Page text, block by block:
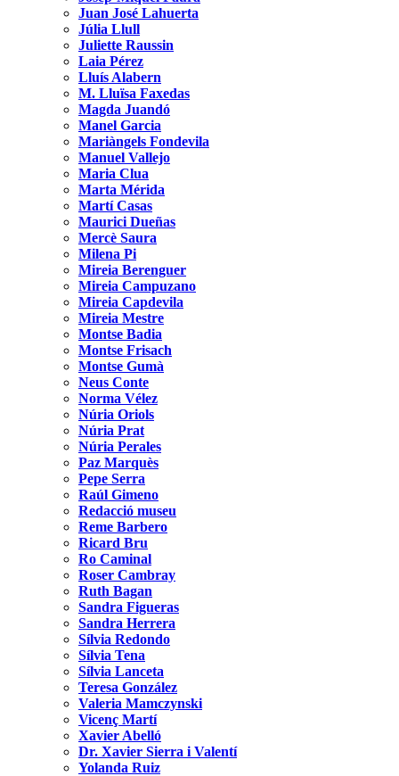
Juan José Lahuerta
Júlia Llull
Juliette Raussin
Laia Pérez
Lluís Alabern
M. Lluïsa Faxedas
Magda Juandó
Manel Garcia
Mariàngels Fondevila
Manuel Vallejo
Maria Clua
Marta Mérida
Martí Casas
Maurici Dueñas
Mercè Saura
Milena Pi
Mireia Berenguer
Mireia Campuzano
Mireia Capdevila
Mireia Mestre
Montse Badia
Montse Frisach
Montse Gumà
Neus Conte
Norma Vélez
Núria Oriols
Núria Prat
Núria Perales
Paz Marquès
Pepe Serra
Raúl Gimeno
Redacció museu
Reme Barbero
Ricard Bru
Ro Caminal
Roser Cambray
Ruth Bagan
Sandra Figueras
Sandra Herrera
Sílvia Redondo
Sílvia Tena
Sílvia Lanceta
Teresa González
Valeria Mamczynski
Vicenç Martí
Xavier Abelló
Dr. Xavier Sierra i Valentí
Yolanda Ruiz